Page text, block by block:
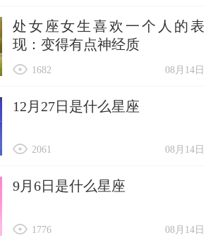
、依晨、依辰、雨晨
、薇绮、妍茵、慧芮
、智美、智敏、智菱
、昕珏、雨晴、月朗
处女座女生喜欢一个人的表
现：变得有点神经质
08月14日
1682
12月27日是什么星座
08月14日
2061
9月6日是什么星座
08月14日
1776